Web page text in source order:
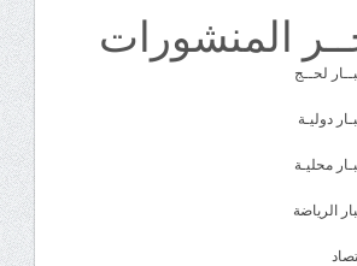
المنشورات
لحــج
دوليـة
محليـة
الرياضة